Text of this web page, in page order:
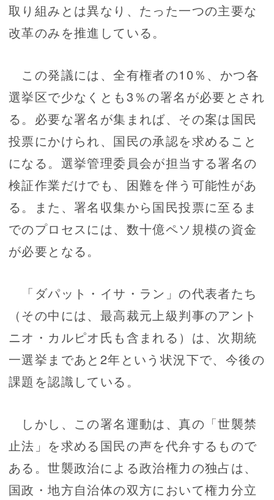
取り組みとは異なり、たった一つの主要な
改革のみを推進している。
この発議には、全有権者の10％、かつ各
選挙区で少なくとも3％の署名が必要とされ
る。必要な署名が集まれば、その案は国民
投票にかけられ、国民の承認を求めること
になる。選挙管理委員会が担当する署名の
検証作業だけでも、困難を伴う可能性があ
る。また、署名収集から国民投票に至るま
でのプロセスには、数十億ペソ規模の資金
が必要となる。
「ダパット・イサ・ラン」の代表者たち
（その中には、最高裁元上級判事のアント
ニオ・カルピオ氏も含まれる）は、次期統
一選挙まであと2年という状況下で、今後の
課題を認識している。
しかし、この署名運動は、真の「世襲禁
止法」を求める国民の声を代弁するもので
ある。世襲政治による政治権力の独占は、
国政・地方自治体の双方において権力分立